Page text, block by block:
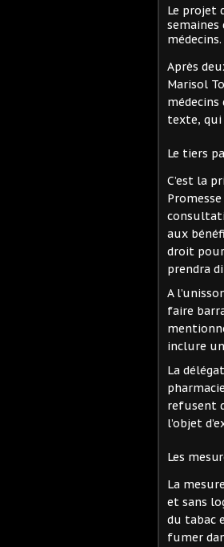
Le projet
semaines
Après
Marisol
texte, qui
Le tiers
C’est la
aux
droit pour
prendra
A
faire
inclure
La
refusent
l’objet
Les
La
et sans
du tabac
fumer